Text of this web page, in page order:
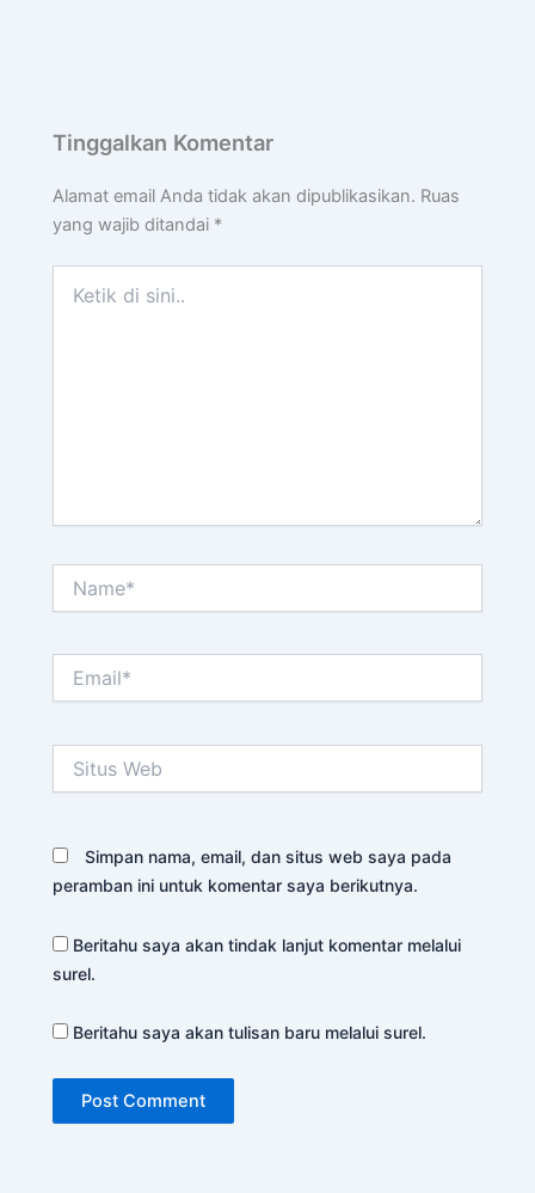
Tinggalkan Komentar
Alamat email Anda tidak akan dipublikasikan. Ruas
yang wajib ditandai *
Web
Simpan nama, email, dan situs web saya pada
peramban ini untuk komentar saya berikutnya.
Beritahu saya akan tindak lanjut komentar melalui
surel.
Beritahu saya akan tulisan baru melalui surel.